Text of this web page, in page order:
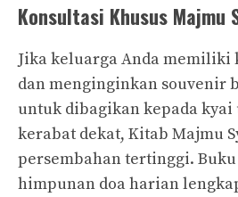
Konsultasi Khusus Majmu
Jika keluarga Anda memiliki
dan menginginkan souvenir
untuk dibagikan kepada kyai
kerabat dekat, Kitab Majmu
persembahan tertinggi.
himpunan doa harian